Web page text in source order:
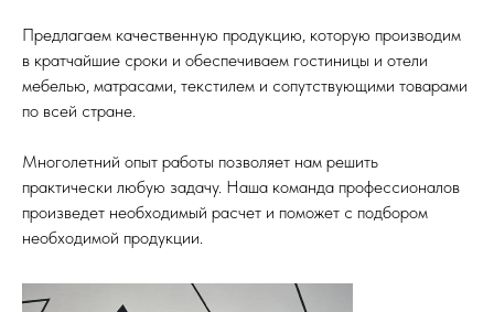
Предлагаем качественную продукцию, которую производим
в кратчайшие сроки и обеспечиваем гостиницы и отели
мебелью, матрасами, текстилем и сопутствующими товарами
по всей стране.
Многолетний опыт работы позволяет нам решить
практически любую задачу. Наша команда профессионалов
произведет необходимый расчет и поможет с подбором
необходимой продукции.